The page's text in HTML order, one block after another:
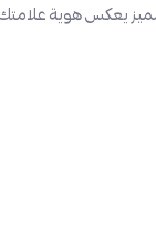
هوية علامتك